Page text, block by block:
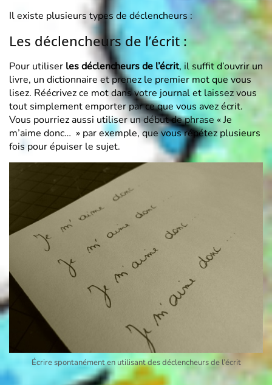
Il existe plusieurs types de déclencheurs :
Les déclencheurs de l’écrit :
Pour utiliser les déclencheurs de l’écrit, il suffit d’ouvrir un
livre, un dictionnaire et prenez le premier mot que vous
lisez. Réécrivez ce mot dans votre journal et laissez vous
tout simplement emporter par ce que vous avez écrit.
Vous pourriez aussi utiliser un début de phrase « Je
m’aime donc… » par exemple, que vous répétez plusieurs
fois pour épuiser le sujet.
Écrire spontanément en utilisant des déclencheurs de l’écrit